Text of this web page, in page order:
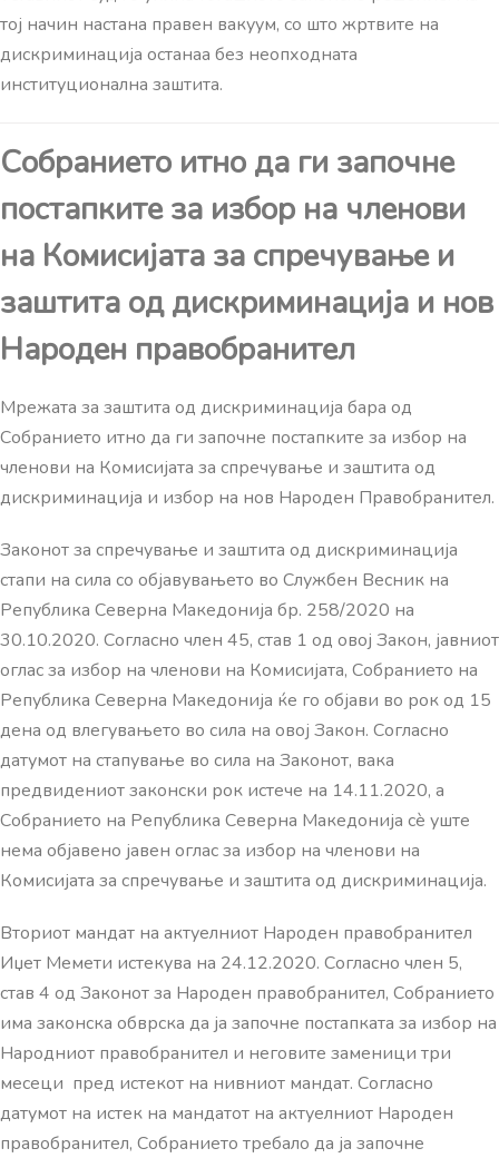
тој начин настана правен вакуум, со што жртвите на
дискриминација останаа без неопходната
институционална заштита.
Собранието итно да ги започне
постапките за избор на членови
на Комисијата за спречување и
заштита од дискриминација и нов
Народен правобранител
Мрежата за заштита од дискриминација бара од
Собранието итно да ги започне постапките за избор на
членови на Комисијата за спречување и заштита од
дискриминација и избор на нов Народен Правобранител.
Законот за спречување и заштита од дискриминација
стапи на сила со објавувањето во Службен Весник на
Република Северна Македонија бр. 258/2020 на
30.10.2020. Согласно член 45, став 1 од овој Закон, јавниот
оглас за избор на членови на Комисијата, Собранието на
Република Северна Македонија ќе го објави во рок од 15
дена од влегувањето во сила на овој Закон. Согласно
датумот на стапување во сила на Законот, вака
предвидениот законски рок истече на 14.11.2020, а
Собранието на Република Северна Македонија сѐ уште
нема објавено јавен оглас за избор на членови на
Комисијата за спречување и заштита од дискриминација.
Вториот мандат на актуелниот Народен правобранител
Иџет Мемети истекува на 24.12.2020. Согласно член 5,
став 4 од Законот за Народен правобранител, Собранието
има законска обврска да ја започне постапката за избор на
Народниот правобранител и неговите заменици три
месеци пред истекот на нивниот мандат. Согласно
датумот на истек на мандатот на актуелниот Народен
правобранител, Собранието требало да ја започне